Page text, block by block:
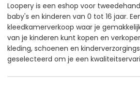
Loopery is een eshop voor
baby's en kinderen van 0 tot 16 jaar.
kleedkamerverkoop waar je
van je kinderen kunt kopen en
kleding, schoenen en
geselecteerd om je een